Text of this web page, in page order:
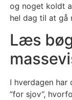
og noget koldt
hel dag til at gå
Læs
I hverdagen
”for sjov”,